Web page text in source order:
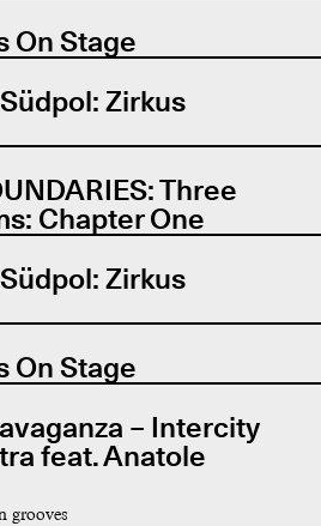
On Stage
Zirkus
Three
Chapter One
Zirkus
On Stage
– Intercity
feat. Anatole
grooves